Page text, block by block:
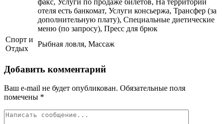
факс, Услуги по продаже билетов, На территории
отеля есть банкомат, Услуги консьержа, Трансфер (за
дополнительную плату), Специальные диетические
меню (по запросу), Пресс для брюк
Спорт и
Отдых
Рыбная ловля, Массаж
Добавить комментарий
Ваш e-mail не будет опубликован. Обязательные поля
помечены *